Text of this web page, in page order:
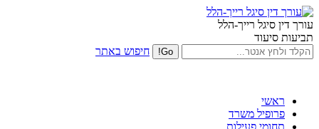
עורך דין סיגל רייך-הלל
תביעות סיעוד
חיפוש באתר
ראשי
פרופיל משרד
תחומי פעילות